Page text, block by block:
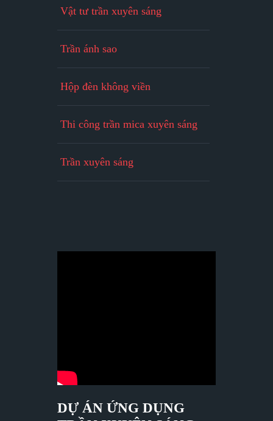
Vật tư trần xuyên sáng
Trần ánh sao
Hộp đèn không viền
Thi công trần mica xuyên sáng
Trần xuyên sáng
DỰ ÁN ỨNG DỤNG